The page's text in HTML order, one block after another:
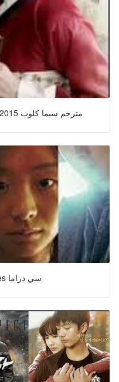
فيلم The Sound Of A Flower 2015 مترجم سيما كلوب
افلام كورية Archives سي دراما